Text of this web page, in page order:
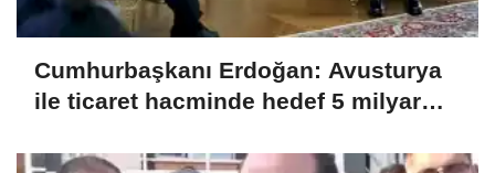
Cumhurbaşkanı Erdoğan: Avusturya
ile ticaret hacminde hedef 5 milyar